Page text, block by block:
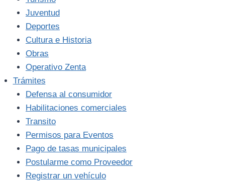
Juventud
Deportes
Cultura e Historia
Obras
Operativo Zenta
Trámites
Defensa al consumidor
Habilitaciones comerciales
Transito
Permisos para Eventos
Pago de tasas municipales
Postularme como Proveedor
Registrar un vehículo